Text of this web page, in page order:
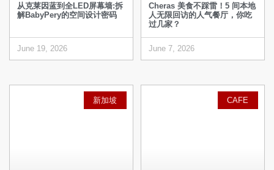
从克莱因蓝到全LED屏幕墙:拆
解BabyPery的空间设计密码
June 19, 2026
Cheras 美食不踩雷！5 间本地
人无限回访的人气餐厅，你吃
过几家？
June 7, 2026
新加坡 CAFE